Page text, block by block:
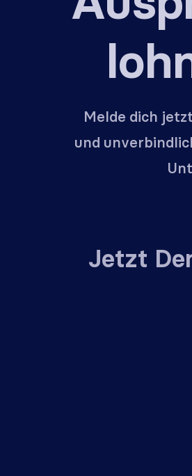
Melde dich
und
Jetzt